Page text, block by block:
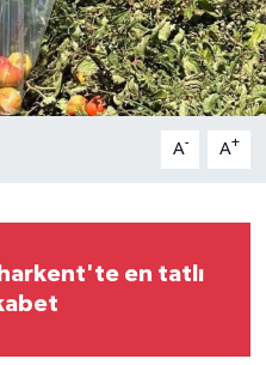
A- A+
en tatlı